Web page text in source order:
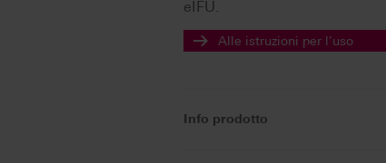
eIFU.
Alle istruzioni per l'uso
Info prodotto